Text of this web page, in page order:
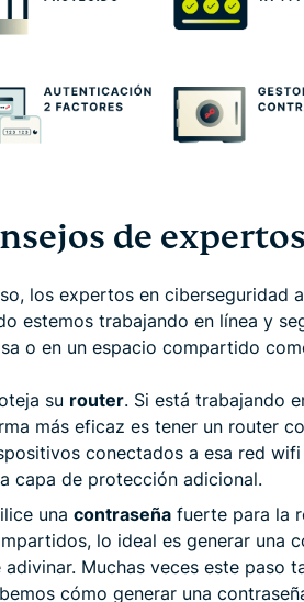
de
los expertos en ciberseguridad
estemos trabajando en línea y
o en un espacio compartido
su router. Si está trabajando
más eficaz es tener un router
conectados a esa red
capa de protección adicional.
una contraseña fuerte para la
lo ideal es generar una
adivinar. Muchas veces este paso
cómo generar una